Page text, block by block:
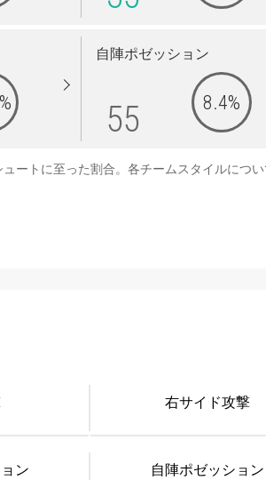
自陣ポゼッション
55 8.4%
ートに至った割合。各チームスタイルについ
右サイド攻撃
ン 自陣ポゼッション